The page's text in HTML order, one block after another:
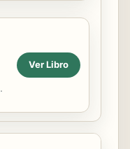
Ver Libro